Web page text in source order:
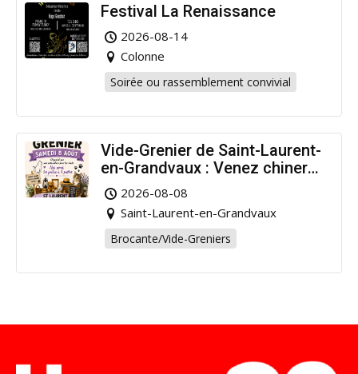
Festival La Renaissance
2026-08-14
Colonne
Soirée ou rassemblement convivial
Vide-Grenier de Saint-Laurent-
en-Grandvaux : Venez chiner
pour la bonne cause !
2026-08-08
Saint-Laurent-en-Grandvaux
Brocante/Vide-Greniers